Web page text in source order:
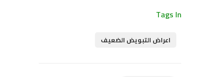
Tags In
اعراض التبويض الضعيف